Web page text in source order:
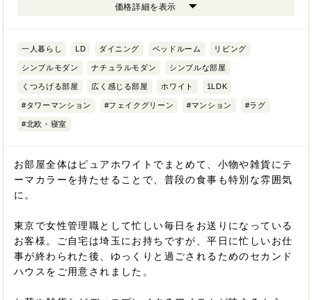
価格詳細を表示
一人暮らし LD ダイニング ベッドルーム リビング
シンプルモダン ナチュラルモダン シンプルな部屋
くつろげる部屋 広く感じる部屋 ホワイト 1LDK
#タワーマンション #フェイクグリーン #マンション #ラグ
#北欧・寝室
お部屋全体はピュアホワイトでまとめて、小物や雑貨にテ
ーマカラーを持たせることで、普段の食事も特別な雰囲気
に。
東京で女性管理職として忙しい毎日をお送りになっている
お客様。ご自宅は埼玉にお持ちですが、平日に忙しいお仕
事が終わられた後、ゆっくりと過ごされるためのセカンド
ハウスをご用意されました。